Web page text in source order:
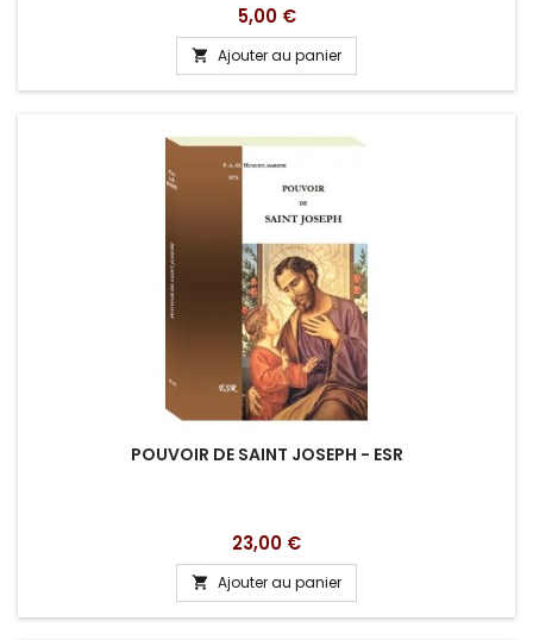
Prix
5,00 €
 Ajouter au panier
POUVOIR DE SAINT JOSEPH - ESR
Prix
23,00 €
 Ajouter au panier